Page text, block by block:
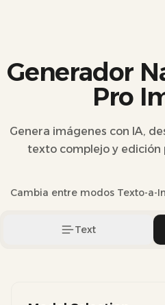
Generador
Pro
Genera imágenes con IA,
texto complejo y edición
Cambia entre modos Texto-a-
Text